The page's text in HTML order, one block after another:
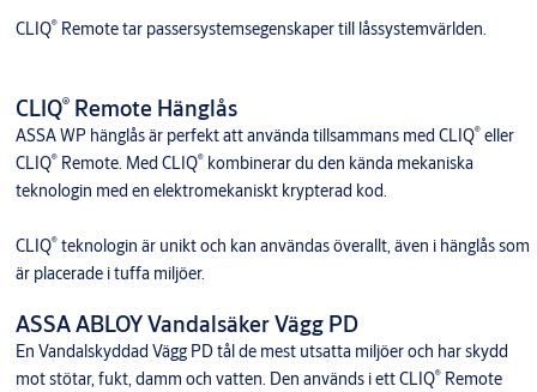
CLIQ®Remote tar passersystemsegenskaper till låssystemvärlden.
CLIQ®Remote Hänglås
ASSA WP hänglås är perfekt att använda tillsammans med CLIQ®eller
CLIQ®Remote. Med CLIQ®kombinerar du den kända mekaniska
teknologin med en elektromekaniskt krypterad kod.
CLIQ®teknologin är unikt och kan användas överallt, även i hänglås som
är placerade i tuffa miljöer.
ASSA ABLOY Vandalsäker Vägg PD
En Vandalskyddad Vägg PD tål de mest utsatta miljöer och har skydd
mot stötar, fukt, damm och vatten. Den används i ett CLIQ®Remote